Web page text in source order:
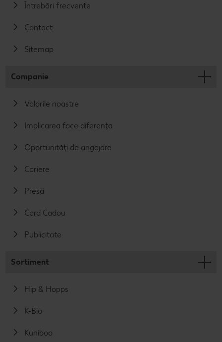
Întrebări frecvente
Contact
Sitemap
Companie
Valorile noastre
Implicarea face diferența
Oportunități de angajare
Cariere
Presă
Card Cadou
Publicitate
Sortiment
Hip & Hopps
K-Bio
Kuniboo